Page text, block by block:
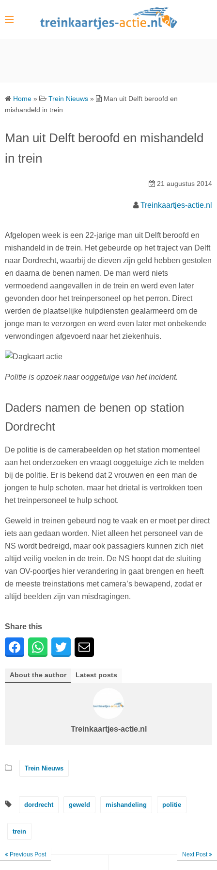
Home » Trein Nieuws »
Man uit Delft beroofd en
mishandeld in trein
Man uit Delft beroofd en mishandeld
in trein
21 augustus 2014
Treinkaartjes-actie.nl
Afgelopen week is een 22-jarige man uit Delft beroofd en
mishandeld in de trein. Het gebeurde op het traject van Delft
naar Dordrecht, waarbij de dieven zijn geld hebben gestolen
en daarna de benen namen. De man werd niets
vermoedend aangevallen in de trein en werd even later
gevonden door het treinpersoneel op het perron. Direct
werden de plaatselijke hulpdiensten gealarmeerd om de
jonge man te verzorgen en werd even later met onbekende
verwondingen afgevoerd naar het ziekenhuis.
Politie is opzoek naar ooggetuige van het incident.
Daders namen de benen op station
Dordrecht
De politie is de camerabeelden op het station momenteel
aan het onderzoeken en vraagt ooggetuige zich te melden
bij de politie. Er is bekend dat 2 vrouwen en een man de
jongen te hulp schoten, maar het drietal is vertrokken toen
het treinpersoneel te hulp schoot.
Geweld in treinen gebeurd nog te vaak en er moet per direct
iets aan gedaan worden. Niet alleen het personeel van de
NS wordt bedreigd, maar ook passagiers kunnen zich niet
altijd veilig voelen in de trein. De NS hoopt dat de sluiting
van OV-poortjes hier verandering in gaat brengen en heeft
de meeste treinstations met camera’s bewapend, zodat er
altijd beelden zijn van misdragingen.
Share this
About the author Latest posts
Treinkaartjes-actie.nl
Trein Nieuws
dordrecht geweld mishandeling politie
trein
Previous Post Next Post